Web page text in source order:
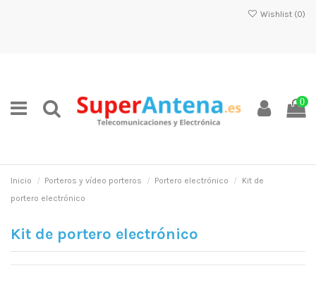
Wishlist (0)
0
Inicio Porteros y vídeo porteros Portero electrónico
Kit de
portero electrónico
Kit de portero electrónico